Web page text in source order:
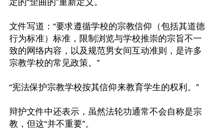
定的“歪曲的”重新定义。
文件写道：“要求遵循学校的宗教信仰（包括其道德
行为标准）标准，限制浏览与学校推崇的宗旨不一
致的网络内容，以及规范男女间互动准则，是许多
宗教学校的常见政策。”
“宪法保护宗教学校按其信仰来教育学生的权利。”
辩护文件中还表示，虽然法轮功通常不会自称是宗
教，但这“并不重要”。